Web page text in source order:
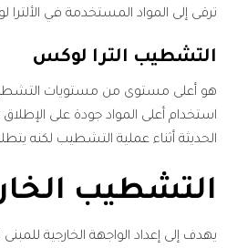
ترقى إلى المواد المستخدمة في
التشطيب الترا لوكس
هو أعلى مستوى من مستويات
استخدام أعلى المواد جودة على
الحديثة أثناء عملية التشطيب لكنه
التشطيب
يهدف إلى إعداد الواجهة الخارجية